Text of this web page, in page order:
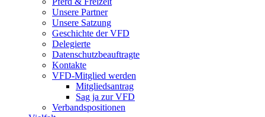
Unsere Partner
Unsere Satzung
Geschichte der VFD
Delegierte
Datenschutzbeauftragte
Kontakte
VFD-Mitglied werden
Mitgliedsantrag
Sag ja zur VFD
Verbandspositionen